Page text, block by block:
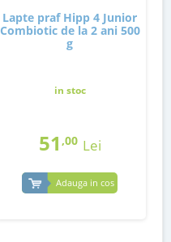
Lapte praf Hipp 4 Junior
Combiotic de la 2 ani 500
g
in stoc
51 ,00 Lei
Adauga in cos